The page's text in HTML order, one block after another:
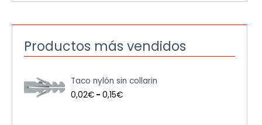
Productos más vendidos
Taco nylón sin collarin
0,02€ - 0,15€
a
n